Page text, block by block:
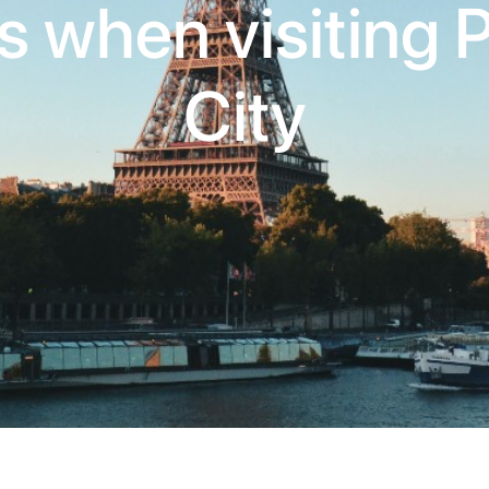
when visiting
City